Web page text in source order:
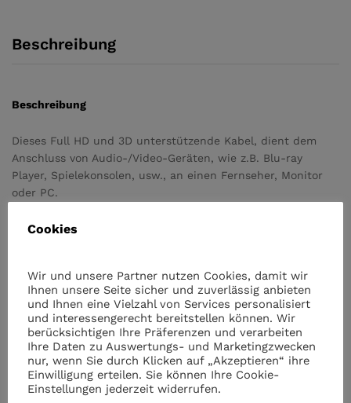
Beschreibung
Beschreibung
Dieses Full HD und 3D unterstützende Kabel, dient dem
Anschluss von Audio-/Video-Geräten, wie z.B. Blu-ray
Player, Spielekonsolen, usw., an einen Fernseher, Monitor
oder PC.
Transferrate: > 10,2 GB/s
Schirmung: Doppelt geschirmt.
Länge: 5 Meter
Hinweise
HDMI® ist eine eingetragene Marke der HDMI Licensing
L.L.C.
Cookies
Wir und unsere Partner nutzen Cookies, damit wir
Ihnen unsere Seite sicher und zuverlässig anbieten
und Ihnen eine Vielzahl von Services personalisiert
und interessengerecht bereitstellen können. Wir
berücksichtigen Ihre Präferenzen und verarbeiten
Ihre Daten zu Auswertungs- und Marketingzwecken
nur, wenn Sie durch Klicken auf „Akzeptieren“ ihre
Einwilligung erteilen. Sie können Ihre Cookie-
Einstellungen jederzeit widerrufen.